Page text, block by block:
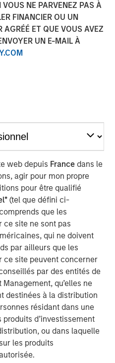
NE PARVENEZ PAS À
FINANCIER OU UN
AGRÉÉ ET QUE VOUS AVEZ
UN E-MAIL À
web depuis France dans le
agir pour mon propre
pour être qualifié
(tel que défini ci-
que les
ce site ne sont pas
qui ne doivent
par ailleurs que les
ce site peuvent concerner
par des entités de
qu’elles ne
destinées à la distribution
résidant dans une
d’investissement
ou dans laquelle
les produits
Video
Kandharicovers ten
the extraordinary speed
to the rise of autonomous
architectures that will
for decades.
Ten Investment
team combines deep
in global markets with an
up investment approach
oriented portfolios across